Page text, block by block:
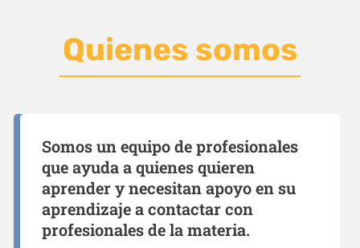
Quienes somos
Somos un equipo de profesionales
que ayuda a quienes quieren
aprender y necesitan apoyo en su
aprendizaje a contactar con
profesionales de la materia.